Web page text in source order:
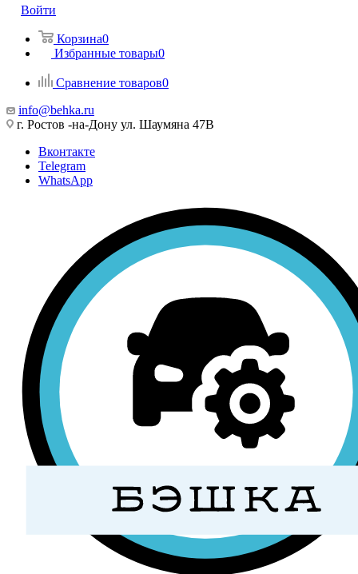
Войти
Корзина0
Избранные товары0
Сравнение товаров0
info@behka.ru
г. Ростов -на-Дону ул. Шаумяна 47В
Вконтакте
Telegram
WhatsApp